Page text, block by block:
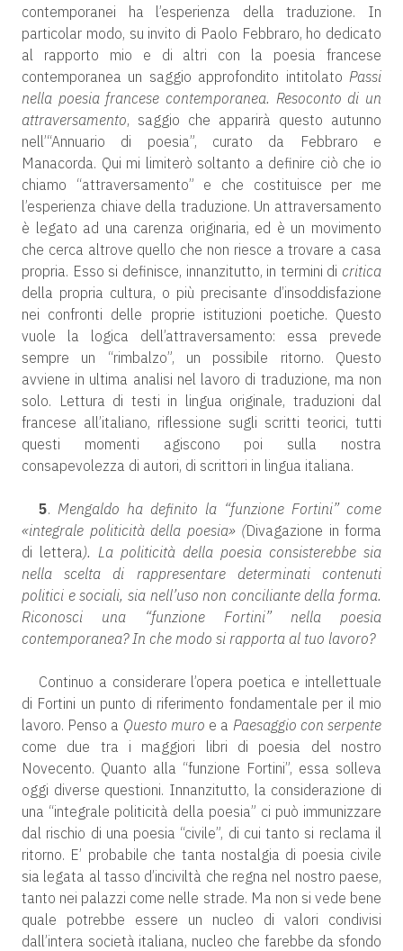
contemporanei ha l’esperienza della traduzione. In
particolar modo, su invito di Paolo Febbraro, ho dedicato
al rapporto mio e di altri con la poesia francese
contemporanea un saggio approfondito intitolato Passi
nella poesia francese contemporanea. Resoconto di un
attraversamento, saggio che apparirà questo autunno
nell’“Annuario di poesia”, curato da Febbraro e
Manacorda. Qui mi limiterò soltanto a definire ciò che io
chiamo “attraversamento” e che costituisce per me
l’esperienza chiave della traduzione. Un attraversamento
è legato ad una carenza originaria, ed è un movimento
che cerca altrove quello che non riesce a trovare a casa
propria. Esso si definisce, innanzitutto, in termini di critica
della propria cultura, o più precisante d’insoddisfazione
nei confronti delle proprie istituzioni poetiche. Questo
vuole la logica dell’attraversamento: essa prevede
sempre un “rimbalzo”, un possibile ritorno. Questo
avviene in ultima analisi nel lavoro di traduzione, ma non
solo. Lettura di testi in lingua originale, traduzioni dal
francese all’italiano, riflessione sugli scritti teorici, tutti
questi momenti agiscono poi sulla nostra
consapevolezza di autori, di scrittori in lingua italiana.
5. Mengaldo ha definito la “funzione Fortini” come
«integrale politicità della poesia» (Divagazione in forma
di lettera). La politicità della poesia consisterebbe sia
nella scelta di rappresentare determinati contenuti
politici e sociali, sia nell’uso non conciliante della forma.
Riconosci una “funzione Fortini” nella poesia
contemporanea? In che modo si rapporta al tuo lavoro?
Continuo a considerare l’opera poetica e intellettuale
di Fortini un punto di riferimento fondamentale per il mio
lavoro. Penso a Questo muro e a Paesaggio con serpente
come due tra i maggiori libri di poesia del nostro
Novecento. Quanto alla “funzione Fortini”, essa solleva
oggi diverse questioni. Innanzitutto, la considerazione di
una “integrale politicità della poesia” ci può immunizzare
dal rischio di una poesia “civile”, di cui tanto si reclama il
ritorno. E’ probabile che tanta nostalgia di poesia civile
sia legata al tasso d’inciviltà che regna nel nostro paese,
tanto nei palazzi come nelle strade. Ma non si vede bene
quale potrebbe essere un nucleo di valori condivisi
dall’intera società italiana, nucleo che farebbe da sfondo